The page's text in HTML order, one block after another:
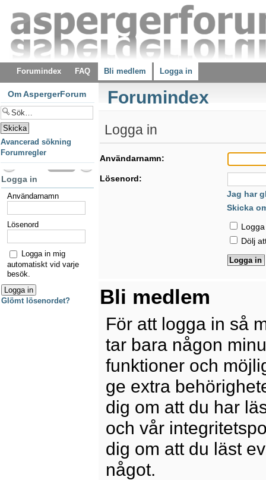
Forumindex FAQ Bli medlem Logga in
Forumindex
Logga in
Användarnamn:
Lösenord:
Jag har
Skicka
Dölj
Bli medlem
För att logga in så
tar bara någon
funktioner och
ge extra
dig om att du har
och vår
dig om att du läst
något.
Om AspergerForum
Avancerad sökning
Forumregler
Logga in
Användarnamn
Lösenord
Logga in mig
automatiskt vid varje
besök.
Glömt lösenordet?